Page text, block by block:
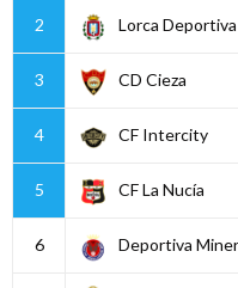
2 Lorca Deportiva
3 CD Cieza
4 CF Intercity
5 CF La Nucía
6 Deportiva